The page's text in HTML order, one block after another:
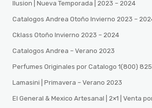
Ilusion | Nueva Temporada | 2023 – 2024
Catalogos Andrea Otoño Invierno 2023 –
Cklass Otoño Invierno 2023 – 2024
Catalogos Andrea – Verano 2023
Perfumes Originales por Catalogo 1(800)
Lamasini | Primavera – Verano 2023
El General & Mexico Artesanal | 2×1 | Venta